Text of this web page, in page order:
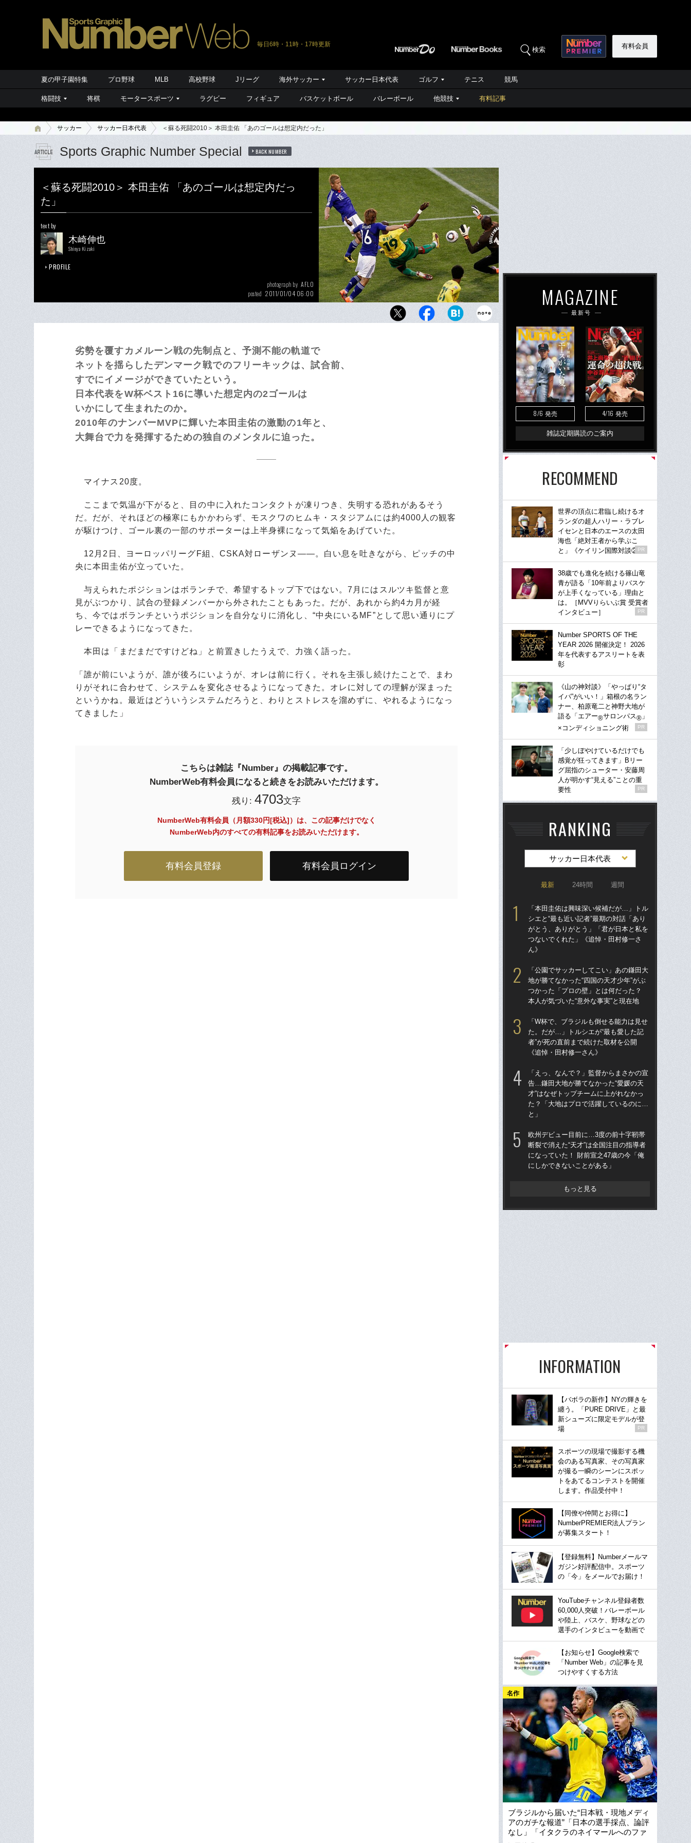
毎日6時・11時・17時更新
検索 有料会員
夏の甲子園特集 プロ野球 MLB 高校野球 Jリーグ 海外サッカー サッカー日本代表 ゴルフ テニス 競馬
格闘技 将棋 モータースポーツ ラグビー フィギュア バスケットボール バレーボール 他競技 有料記事
サッカー サッカー日本代表 ＜蘇る死闘2010＞ 本田圭佑 「あのゴールは想定内だった」
Sports Graphic Number Special BACK NUMBER
＜蘇る死闘2010＞ 本田圭佑 「あのゴールは想定内だっ
た」
text by
木崎伸也
Shinya Kizaki
PROFILE
photograph by AFLO
posted 2011/01/04 06:00
カメルーン戦の前半39分、松井大輔からのクロスを落ち着
劣勢を覆すカメルーン戦の先制点と、予測不能の軌道で
ネットを揺らしたデンマーク戦でのフリーキックは、試合前、
すでにイメージができていたという。
日本代表をW杯ベスト16に導いた想定内の2ゴールは
いかにして生まれたのか。
2010年のナンバーMVPに輝いた本田圭佑の激動の1年と、
大舞台で力を発揮するための独自のメンタルに迫った。
マイナス20度。
ここまで気温が下がると、目の中に入れたコンタクトが凍りつき、失明する恐れがあるそう
だ。だが、それほどの極寒にもかかわらず、モスクワのヒムキ・スタジアムには約4000人の観客
が駆けつけ、ゴール裏の一部のサポーターは上半身裸になって気焔をあげていた。
12月2日、ヨーロッパリーグF組、CSKA対ローザンヌ――。白い息を吐きながら、ピッチの中
央に本田圭佑が立っていた。
与えられたポジションはボランチで、希望するトップ下ではない。7月にはスルツキ監督と意
見がぶつかり、試合の登録メンバーから外されたこともあった。だが、あれから約4カ月が経
ち、今ではボランチというポジションを自分なりに消化し、“中央にいるMF”として思い通りにプ
レーできるようになってきた。
本田は「まだまだですけどね」と前置きしたうえで、力強く語った。
「誰が前にいようが、誰が後ろにいようが、オレは前に行く。それを主張し続けたことで、まわ
りがそれに合わせて、システムを変化させるようになってきた。オレに対しての理解が深まった
というかね。最近はどういうシステムだろうと、わりとストレスを溜めずに、やれるようになっ
てきました」
こちらは雑誌『Number』の掲載記事です。
NumberWeb有料会員になると続きをお読みいただけます。
残り: 4703文字
NumberWeb有料会員（月額330円[税込]）は、この記事だけでなく
NumberWeb内のすべての有料記事をお読みいただけます。
有料会員登録 有料会員ログイン
MAGAZINE
最新号
8/6 発売 4/16 発売
雑誌定期購読のご案内
RECOMMEND
世界の頂点に君臨し続けるオ
ランダの超人ハリー・ラブレ
イセンと日本のエースの太田
海也「絶対王者から学ぶこ
と」《ケイリン国際対談②》
PR
38歳でも進化を続ける篠山竜
青が語る「10年前よりバスケ
が上手くなっている」理由と
は。［MVVりらいぶ賞 受賞者
インタビュー］
PR
Number SPORTS OF THE
YEAR 2026 開催決定！ 2026
年を代表するアスリートを表
彰
《山の神対談》「やっぱり“タ
イパ”がいい！」箱根の名ラン
ナー、柏原竜二と神野大地が
語る「エアー®サロンパス® 」
×コンディショニング術
PR
「少しぼやけているだけでも
感覚が狂ってきます」Bリー
グ屈指のシューター・安藤周
人が明かす“見える”ことの重
要性
PR
RANKING
サッカー日本代表
最新 24時間 週間
「本田圭佑は興味深い候補だが…」トル
シエと“最も近い記者”最期の対話「あり
がとう、ありがとう」「君が日本と私を
つないでくれた」《追悼・田村修一さ
ん》
「公園でサッカーしてこい」あの鎌田大
地が勝てなかった“四国の天才少年”がぶ
つかった「プロの壁」とは何だった？
本人が気づいた“意外な事実”と現在地
「W杯で、ブラジルも倒せる能力は見せ
た。だが…」トルシエが“最も愛した記
者”が死の直前まで続けた取材を公開
《追悼・田村修一さん》
「えっ、なんで？」監督からまさかの宣
告…鎌田大地が勝てなかった“愛媛の天
才”はなぜトップチームに上がれなかっ
た？「大地はプロで活躍しているのに…
と」
欧州デビュー目前に…3度の前十字靭帯
断裂で消えた“天才”は全国注目の指導者
になっていた！ 財前宣之47歳の今「俺
にしかできないことがある」
もっと見る
INFORMATION
【バボラの新作】NYの輝きを
纏う。「PURE DRIVE」と最
新シューズに限定モデルが登
場
PR
スポーツの現場で撮影する機
会のある写真家、その写真家
が撮る一瞬のシーンにスポッ
トをあてるコンテストを開催
します。作品受付中！
【同僚や仲間とお得に】
NumberPREMIER法人プラン
が募集スタート！
【登録無料】Numberメールマ
ガジン好評配信中。スポーツ
の「今」をメールでお届け！
YouTubeチャンネル登録者数
60,000人突破！バレーボール
や陸上、バスケ、野球などの
選手のインタビューを動画で
【お知らせ】Google検索で
「Number Web」の記事を見
つけやすくする方法
名作
ブラジルから届いた“日本戦・現地メディ
アのガチな報道”「日本の選手採点、論評
なし」「イタクラのネイマールへのファ